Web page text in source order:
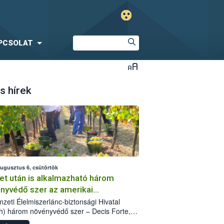
hírek
6, csütörtök
után is alkalmazható három
szer az amerikai
ellen
Élelmiszerlánc-biztonsági Hivatal
három növényvédő szer – Decis Forte,
24 EW, Oroganic – engedélyokiratát